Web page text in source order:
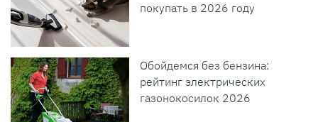
покупать в 2026 году
Обойдемся без бензина:
рейтинг электрических
газонокосилок 2026